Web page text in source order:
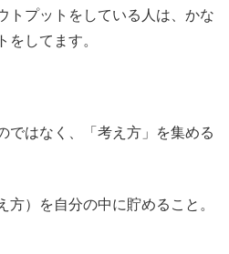
トプットをしている人は、かな
をしてます。
ではなく、「考え方」を集める
方）を自分の中に貯めること。